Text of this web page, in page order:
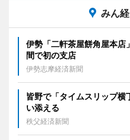
みん
伊勢「二軒茶屋餅角屋本
間で初の支店
伊勢志摩経済新聞
皆野で「タイムスリップ
い添える
秩父経済新聞